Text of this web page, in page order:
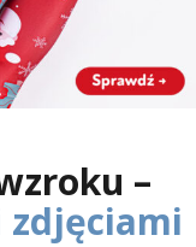
–
zdjęciami